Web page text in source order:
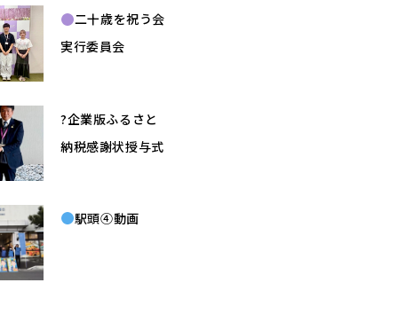
二十歳を祝う会
実行委員会
?企業版ふるさと
納税感謝状授与式
駅頭④動画